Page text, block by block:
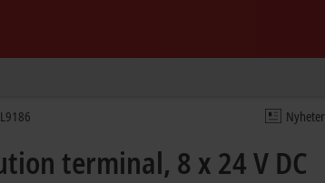
Nyheter
terminal, 8 x 24 V DC